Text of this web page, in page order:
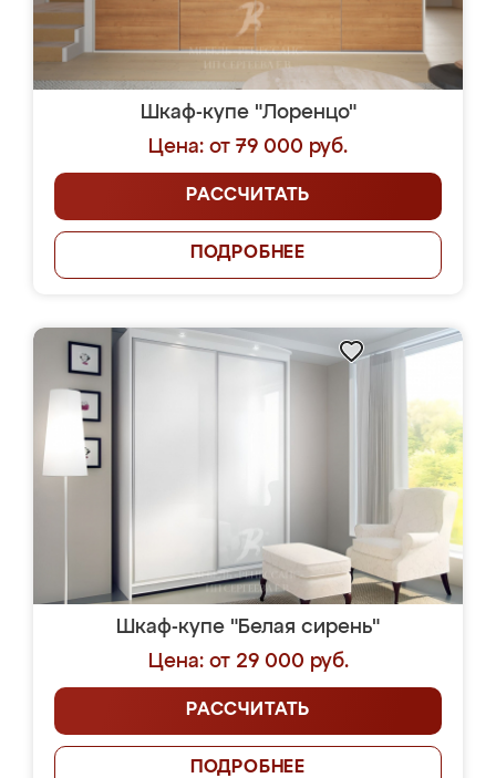
Шкаф-купе "Лоренцо"
Цена: от 79 000 руб.
РАССЧИТАТЬ
ПОДРОБНЕЕ
Шкаф-купе "Белая сирень"
Цена: от 29 000 руб.
РАССЧИТАТЬ
ПОДРОБНЕЕ